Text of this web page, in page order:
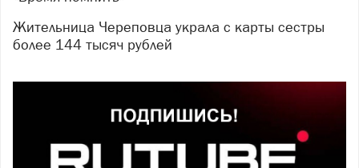
Жительница Череповца украла с карты сестры
более 144 тысяч рублей